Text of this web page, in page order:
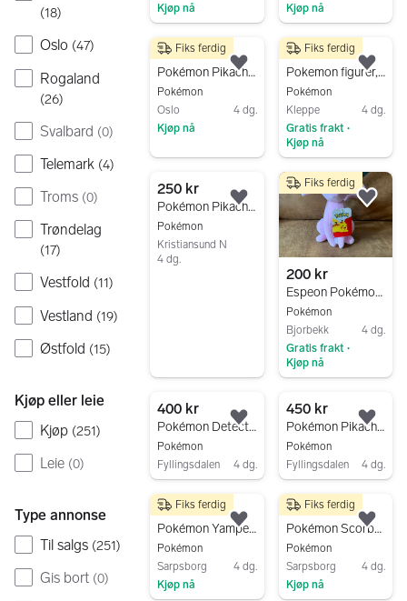
(18)
Oslo (47)
Rogaland
(26)
Svalbard (0)
Telemark (4)
Troms (0)
Trøndelag
(17)
Vestfold (11)
Vestland (19)
Østfold (15)
Kjøp eller leie
Kjøp (251)
Leie (0)
Type annonse
Til salgs (251)
Gis bort (0)
Kjøp nå
Kjøp nå
350 kr
Pokémon Pikachu Pichu Raichu kosedyr og nøkkelring
Pokémon
Oslo
4 dg.
Kjøp nå
Fiks ferdig
Legg til som favoritt.
Gå til annonsen
675 kr
Pokemon figurer, bamser og pins.
Pokémon
Kleppe
4 dg.
Gratis frakt •
Kjøp nå
Fiks ferdig
250 kr
Pokémon Pikachu og Charizard kosedyr + Woody figur
Pokémon
Kristiansund N
4 dg.
Legg til som favoritt.
200 kr
Espeon Pokémon plysj
Pokémon
Bjorbekk
4 dg.
Gratis frakt •
Kjøp nå
Fiks ferdig
400 kr
Pokémon Detective Pikachu kosebamse
Pokémon
Fyllingsdalen
4 dg.
Legg til som favoritt.
450 kr
Pokémon Pikachu kosedyr stor
Pokémon
Fyllingsdalen
4 dg.
75 kr
Pokémon Yamper kosedyr plush figur
Pokémon
Sarpsborg
4 dg.
Kjøp nå
Fiks ferdig
Legg til som favoritt.
50 kr
Pokémon Scorbunny kosedyr plush
Pokémon
Sarpsborg
4 dg.
Kjøp nå
Fiks ferdig